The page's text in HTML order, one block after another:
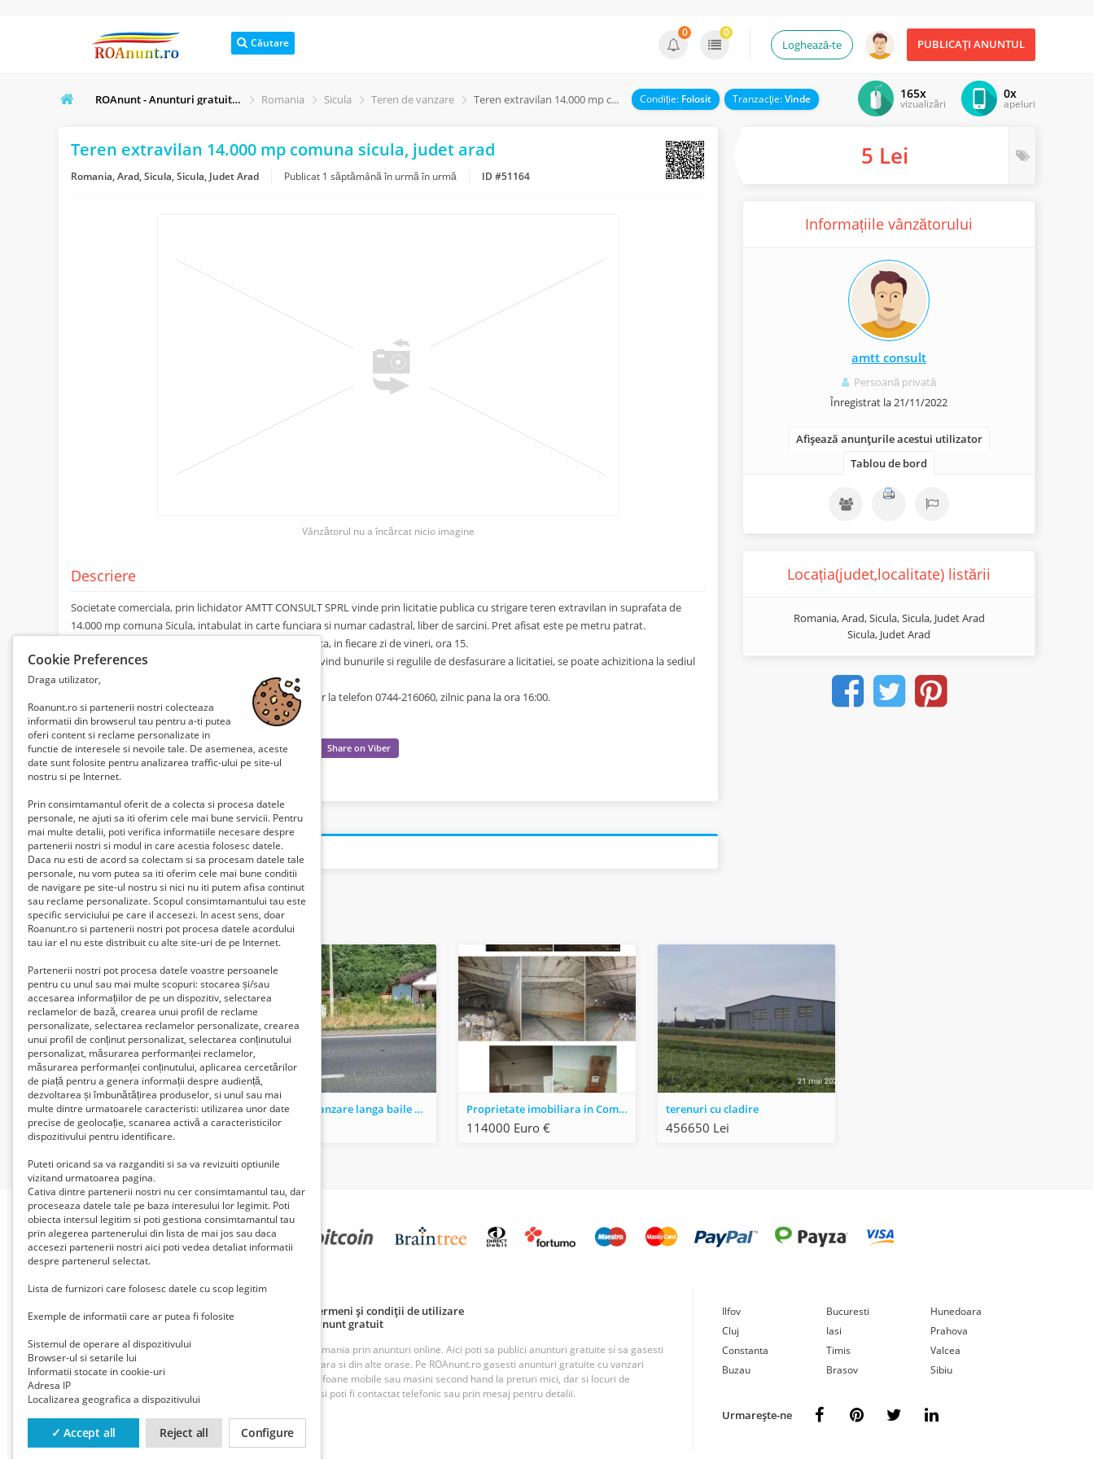
Căutare PUBLICAȚI ANUNTUL
Loghează-te
0 0
ROAnunt - Anunturi gratuite online Romania Sicula Teren de vanzare Teren extravilan 14.000 mp comuna sicula, judet arad Condiție: Folosit Tranzacţie:Vinde 0x
apeluri
165x
vizualizări
Teren extravilan 14.000 mp comuna sicula, judet arad
Romania, Arad, Sicula, Sicula, Judet Arad Publicat 1 săptămână în urmă în urmă ID #51164
Vânzătorul nu a încărcat nicio imagine
Descriere
Societate comerciala, prin lichidator AMTT CONSULT SPRL vinde prin licitatie publica cu strigare teren extravilan in suprafata de
14.000 mp comuna Sicula, intabulat in carte funciara si numar cadastral, liber de sarcini. Pret afisat este pe metru patrat.
Licitatia are loc la sediul lichidatorului din Cluj-Napoca, in fiecare zi de vineri, ora 15.
Caietul de sarcini, continand informatiile de baza privind bunurile si regulile de desfasurare a licitatiei, se poate achizitiona la sediul
lichidatorului. Pret pe mp.
Informatii suplimentare se pot obtine de la lichidator la telefon 0744-216060, zilnic pana la ora 16:00.
5 Lei
Informațiile vânzătorului
amtt consult
Persoană privată
Înregistrat la 21/11/2022
Afișează anunțurile acestui utilizator
Tablou de bord
Locația(judet,localitate) listării
Romania, Arad, Sicula, Sicula, Judet Arad
Sicula, Judet Arad
Related listings
Teren pe valea cernei, malul drept al lacului prisaca dupa 7 izvoare.
19 Lei
Teren de vanzare langa baile herculane.
33 Euro €
Proprietate imobiliara in Com. Rosiesti, jud. Vaslui
114000 Euro €
terenuri cu cladire
456650 Lei
Cookie Preferences
Draga utilizator,
Roanunt.ro si partenerii nostri colecteaza
informatii din browserul tau pentru a-ti putea
oferi content si reclame personalizate in
functie de interesele si nevoile tale. De asemenea, aceste
date sunt folosite pentru analizarea traffic-ului pe site-ul
nostru si pe Internet.
Prin consimtamantul oferit de a colecta si procesa datele
personale, ne ajuti sa iti oferim cele mai bune servicii. Pentru
mai multe detalii, poti verifica informatiile necesare despre
partenerii nostri si modul in care acestia folosesc datele.
Daca nu esti de acord sa colectam si sa procesam datele tale
personale, nu vom putea sa iti oferim cele mai bune conditii
de navigare pe site-ul nostru si nici nu iti putem afisa continut
sau reclame personalizate. Scopul consimtamantului tau este
specific serviciului pe care il accesezi. In acest sens, doar
Roanunt.ro si partenerii nostri pot procesa datele acordului
tau iar el nu este distribuit cu alte site-uri de pe Internet.
Partenerii nostri pot procesa datele voastre persoanele
pentru cu unul sau mai multe scopuri: stocarea și/sau
accesarea informațiilor de pe un dispozitiv, selectarea
reclamelor de bază, crearea unui profil de reclame
personalizate, selectarea reclamelor personalizate, crearea
unui profil de conținut personalizat, selectarea conținutului
personalizat, măsurarea performanței reclamelor,
măsurarea performanței conținutului, aplicarea cercetărilor
de piață pentru a genera informații despre audiență,
dezvoltarea și îmbunătățirea produselor, si unul sau mai
multe dintre urmatoarele caracteristi: utilizarea unor date
precise de geolocație, scanarea activă a caracteristicilor
dispozitivului pentru identificare.
Puteti oricand sa va razganditi si sa va revizuiti optiunile
vizitand urmatoarea pagina.
Cativa dintre partenerii nostri nu cer consimtamantul tau, dar
proceseaza datele tale pe baza interesului lor legimit. Poti
obiecta intersul legitim si poti gestiona consimtamantul tau
prin alegerea partenerului din lista de mai jos sau daca
accesezi partenerii nostri aici poti vedea detaliat informatii
despre partenerul selectat.
Lista de furnizori care folosesc datele cu scop legitim
Exemple de informatii care ar putea fi folosite
Sistemul de operare al dispozitivului
Browser-ul si setarile lui
Informatii stocate in cookie-uri
Adresa IP
Localizarea geografica a dispozitivului
✓ Accept all Reject all Configure
PARTENERII NOȘTRI
Politică de confidențialitate Politica cookie
Termeni și condiții de utilizare
Principii de publicare anunț gratuit
Cum adaug anunt gratuit
ROAnunt este o platforma de vanzare si cumparare din Romania prin anunturi online. Aici poti sa publici anunturi gratuite si sa gasesti
oferte foarte bune din Bucuresti, Iasi, Cluj, Craiova, Timisoara si din alte orase. Pe ROAnunt.ro gasesti anunturi gratuite cu vanzari
imobiliare, inchirieri imobiliare, vanzari case, terenuri, telefoane mobile sau masini second hand la preturi mici, dar si locuri de
munca. Cu ROAnunt adaugi anunturi gratuite foarte rapid si poti fi contactat telefonic sau prin mesaj pentru detalii.
Contact Trimite-ne un mail la contact@roanunt.ro
Ilfov Bucuresti
Hunedoara
Cluj
Iasi
Prahova
Constanta
Timis
Valcea
Buzau
Brasov Sibiu
Urmarește-ne